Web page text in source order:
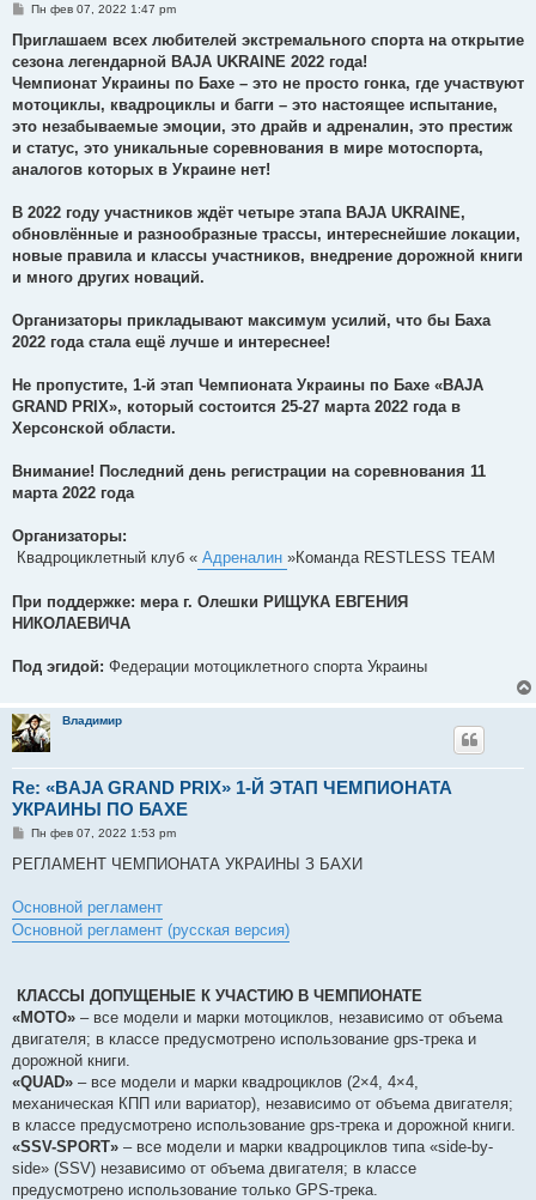
С
о
б
щ
е
и
е
Пн фев 07, 2022 1:47 pm
Приглашаем всех любителей экстремального спорта на открытие
сезона легендарной BAJA UKRAINE 2022 года!
Чемпионат Украины по Бахе – это не просто гонка, где участвуют
мотоциклы, квадроциклы и багги – это настоящее испытание,
это незабываемые эмоции, это драйв и адреналин, это престиж
и статус, это уникальные соревнования в мире мотоспорта,
аналогов которых в Украине нет!
В 2022 году участников ждёт четыре этапа BAJA UKRAINE,
обновлённые и разнообразные трассы, интереснейшие локации,
новые правила и классы участников, внедрение дорожной книги
и много других новаций.
Организаторы прикладывают максимум усилий, что бы Баха
2022 года стала ещё лучше и интереснее!
Не пропустите, 1-й этап Чемпионата Украины по Бахе «BAJA
GRAND PRIX», который состоится 25-27 марта 2022 года в
Херсонской области.
Внимание! Последний день регистрации на соревнования 11
марта 2022 года
Организаторы:
Квадроциклетный клуб « Адреналин »Команда RESTLESS TEAM
При поддержке: мера г. Олешки РИЩУКА ЕВГЕНИЯ
НИКОЛАЕВИЧА
Под эгидой: Федерации мотоциклетного спорта Украины
Владимир
Re: «BAJA GRAND PRIX» 1-Й ЭТАП ЧЕМПИОНАТА
УКРАИНЫ ПО БАХЕ
С
о
е
н
и
е
Пн фев 07, 2022 1:53 pm
РЕГЛАМЕНТ ЧЕМПИОНАТА УКРАИНЫ З БАХИ
Основной регламент
Основной регламент (русская версия)
КЛАССЫ ДОПУЩЕНЫЕ К УЧАСТИЮ В ЧЕМПИОНАТЕ
«МОТО» – все модели и марки мотоциклов, независимо от объема
двигателя; в классе предусмотрено использование gps-трека и
дорожной книги.
«QUAD» – все модели и марки квадроциклов (2×4, 4×4,
механическая КПП или вариатор), независимо от объема двигателя;
в классе предусмотрено использование gps-трека и дорожной книги.
«SSV-SPORT» – все модели и марки квадроциклов типа «side-by-
side» (SSV) независимо от объема двигателя; в классе
предусмотрено использование только GPS-трека.